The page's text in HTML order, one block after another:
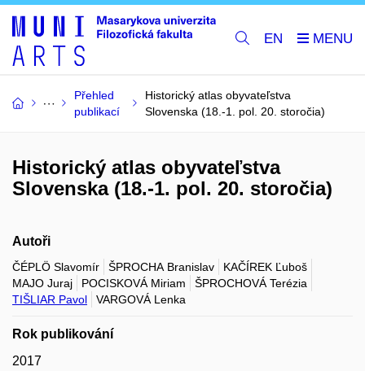
EN
Přehled
publikací
Historický atlas obyvateľstva
Slovenska (18.-1. pol. 20. storočia)
Historický atlas obyvateľstva
Slovenska (18.-1. pol. 20. storočia)
Autoři
ČÉPLÖ Slavomír ŠPROCHA Branislav
KAČÍREK Ľuboš
MAJO Juraj
POCISKOVÁ Miriam
ŠPROCHOVÁ Terézia
TIŠLIAR Pavol
VARGOVÁ Lenka
Rok publikování
2017